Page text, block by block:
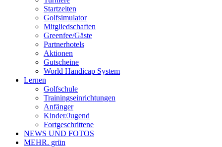
Startzeiten
Golfsimulator
Mitgliedschaften
Greenfee/Gäste
Partnerhotels
Aktionen
Gutscheine
World Handicap System
Lernen
Golfschule
Trainingseinrichtungen
Anfänger
Kinder/Jugend
Fortgeschrittene
NEWS UND FOTOS
MEHR. grün